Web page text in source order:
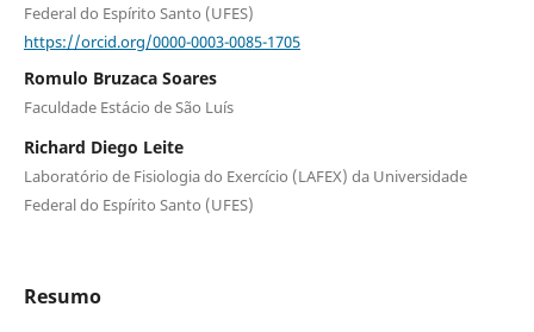
Federal do Espírito Santo (UFES)
https://orcid.org/0000-0003-0085-1705
Romulo Bruzaca Soares
Faculdade Estácio de São Luís
Richard Diego Leite
Laboratório de Fisiologia do Exercício (LAFEX) da Universidade
Federal do Espírito Santo (UFES)
Resumo